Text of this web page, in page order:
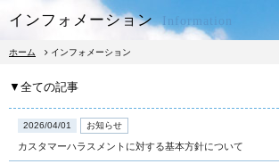
宿泊予約 レストラン予約
インフォメーション Information
ホーム インフォメーション
▼全ての記事
2026/04/01 お知らせ
カスタマーハラスメントに対する基本方針について